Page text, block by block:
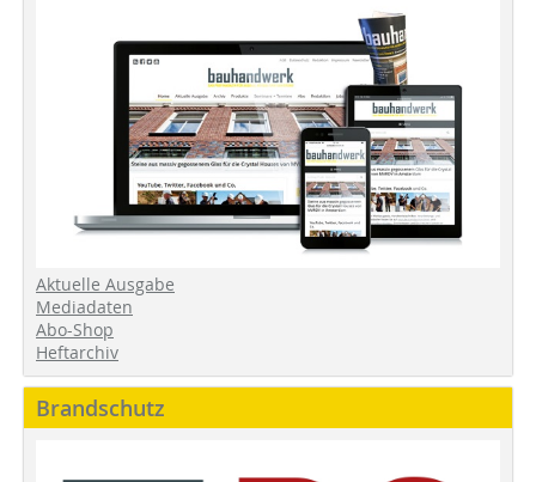
Aktuelle Ausgabe
Mediadaten
Abo-Shop
Heftarchiv
Brandschutz